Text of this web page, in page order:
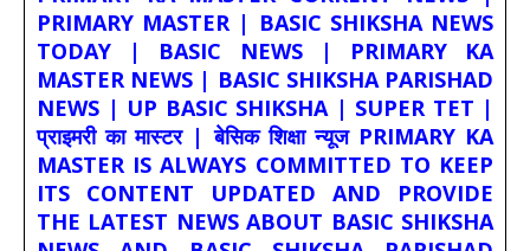
PRIMARY MASTER | BASIC SHIKSHA NEWS
TODAY | BASIC NEWS | PRIMARY KA
MASTER NEWS | BASIC SHIKSHA PARISHAD
NEWS | UP BASIC SHIKSHA | SUPER TET |
प्राइमरी का मास्टर | बेसिक शिक्षा न्यूज PRIMARY KA
MASTER IS ALWAYS COMMITTED TO KEEP
ITS CONTENT UPDATED AND PROVIDE
THE LATEST NEWS ABOUT BASIC SHIKSHA